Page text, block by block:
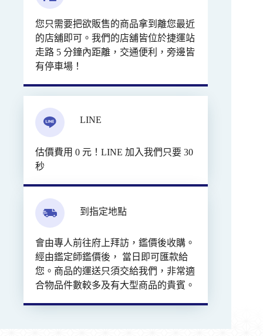
您只需要把欲販售的商品拿到離您最近
的店舖即可。我們的店舖皆位於捷運站
走路 5 分鐘內距離，交通便利，旁邊皆
有停車場！
LINE
估價費用 0 元！LINE 加入我們只要 30
秒
到指定地點
會由專人前往府上拜訪，鑑價後收購。
經由鑑定師鑑價後， 當日即可匯款給
您。商品的運送只須交給我們，非常適
合物品件數較多及有大型商品的貴賓。